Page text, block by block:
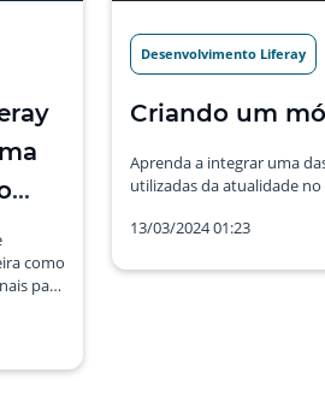
como
para
Desenvolvimento Liferay
Criando um
Aprenda a integrar uma
utilizadas da atualidade
13/03/2024 01:23